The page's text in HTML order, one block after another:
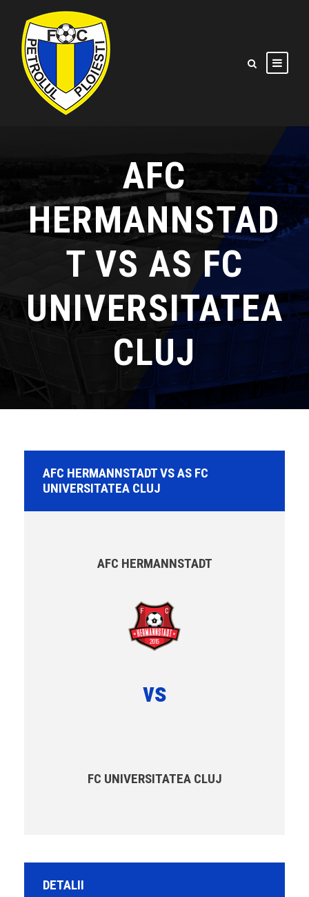
AFC
HERMANNSTAD
T VS AS FC
UNIVERSITATEA
CLUJ
AFC HERMANNSTADT VS AS FC
UNIVERSITATEA CLUJ
AFC HERMANNSTADT
vs
FC UNIVERSITATEA CLUJ
DETALII